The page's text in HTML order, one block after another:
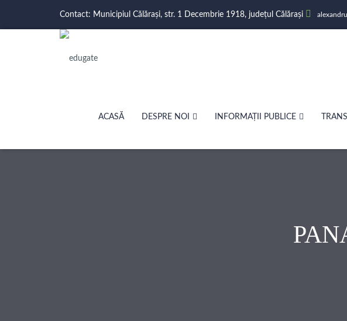
Contact: Municipiul Călărași, str. 1 Decembrie 1918, județul Călărași
ACASĂ DESPRE NOI INFORMAȚII PUBLICE